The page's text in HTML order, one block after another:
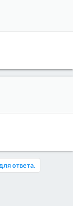
ответа.
почта